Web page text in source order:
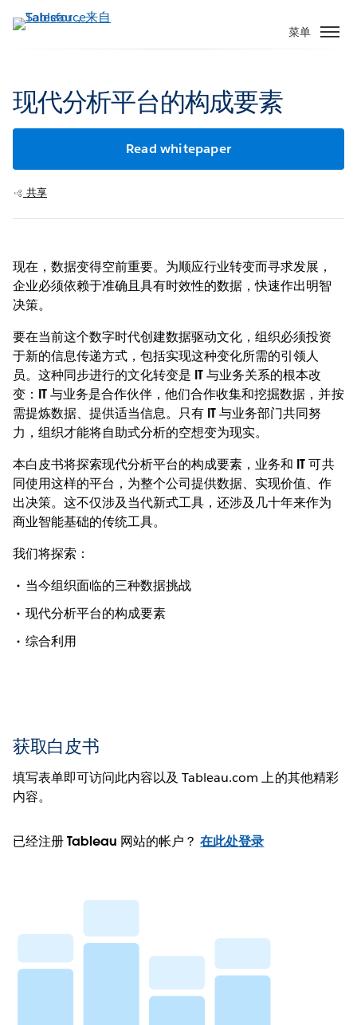
转
内
菜单
现代分析平台的构成要素
Read whitepaper
共享
现在，数据变得空前重要。为顺应行业转变而寻求发展，
企业必须依赖于准确且具有时效性的数据，快速作出明智
决策。
要在当前这个数字时代创建数据驱动文化，组织必须投资
于新的信息传递方式，包括实现这种变化所需的引领人
员。这种同步进行的文化转变是 IT 与业务关系的根本改
变：IT 与业务是合作伙伴，他们合作收集和挖掘数据，并按
需提炼数据、提供适当信息。只有 IT 与业务部门共同努
力，组织才能将自助式分析的空想变为现实。
本白皮书将探索现代分析平台的构成要素，业务和 IT 可共
同使用这样的平台，为整个公司提供数据、实现价值、作
出决策。这不仅涉及当代新式工具，还涉及几十年来作为
商业智能基础的传统工具。
我们将探索：
当今组织面临的三种数据挑战
现代分析平台的构成要素
综合利用
获取白皮书
填写表单即可访问此内容以及 Tableau.com 上的其他精彩
内容。
已经注册 Tableau 网站的帐户？在此处登录